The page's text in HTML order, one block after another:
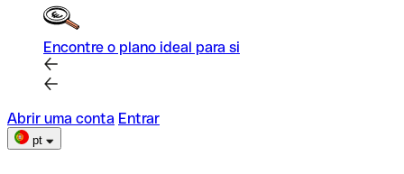
Encontre o plano ideal para si
Abrir uma conta Entrar
pt